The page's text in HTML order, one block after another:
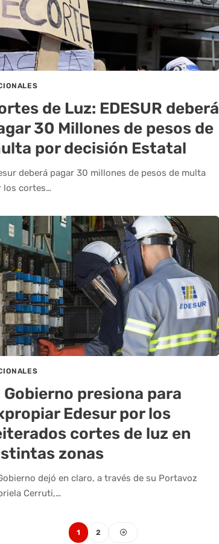
de Luz: EDESUR deberá
30 Millones de pesos de
por decisión Estatal
deberá pagar 30 millones de pesos de multa
los cortes…
Gobierno presiona para
Edesur por los
cortes de luz en
zonas
dejó en claro, a través de su Portavoz
Cerruti,…
1 2